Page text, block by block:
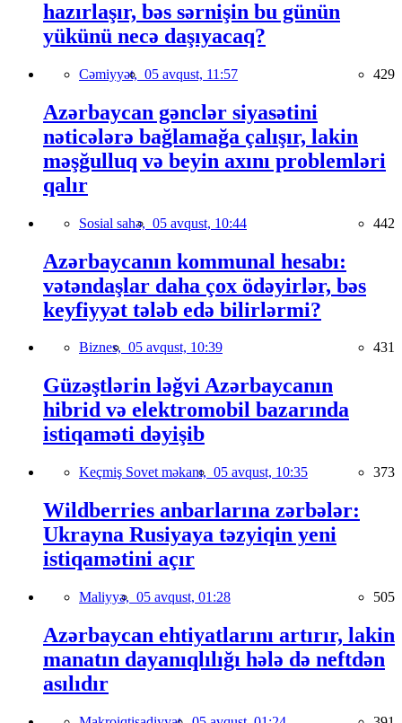
hazırlaşır, bəs sərnişin bu günün
yükünü necə daşıyacaq?
Cəmiyyət, 05 avqust, 11:57 429
Azərbaycan gənclər siyasətini
nəticələrə bağlamağa çalışır, lakin
məşğulluq və beyin axını problemləri
qalır
Sosial sahə, 05 avqust, 10:44 442
Azərbaycanın kommunal hesabı:
vətəndaşlar daha çox ödəyirlər, bəs
keyfiyyət tələb edə bilirlərmi?
Biznes, 05 avqust, 10:39 431
Güzəştlərin ləğvi Azərbaycanın
hibrid və elektromobil bazarında
istiqaməti dəyişib
Keçmiş Sovet məkanı, 05 avqust, 10:35 373
Wildberries anbarlarına zərbələr:
Ukrayna Rusiyaya təzyiqin yeni
istiqamətini açır
Maliyyə, 05 avqust, 01:28 505
Azərbaycan ehtiyatlarını artırır, lakin
manatın dayanıqlılığı hələ də neftdən
asılıdır